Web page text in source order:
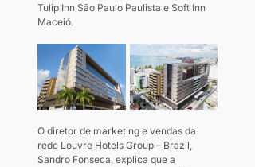
Tulip Inn São Paulo Paulista e Soft Inn
Maceió.
O diretor de marketing e vendas da
rede Louvre Hotels Group – Brazil,
Sandro Fonseca, explica que a